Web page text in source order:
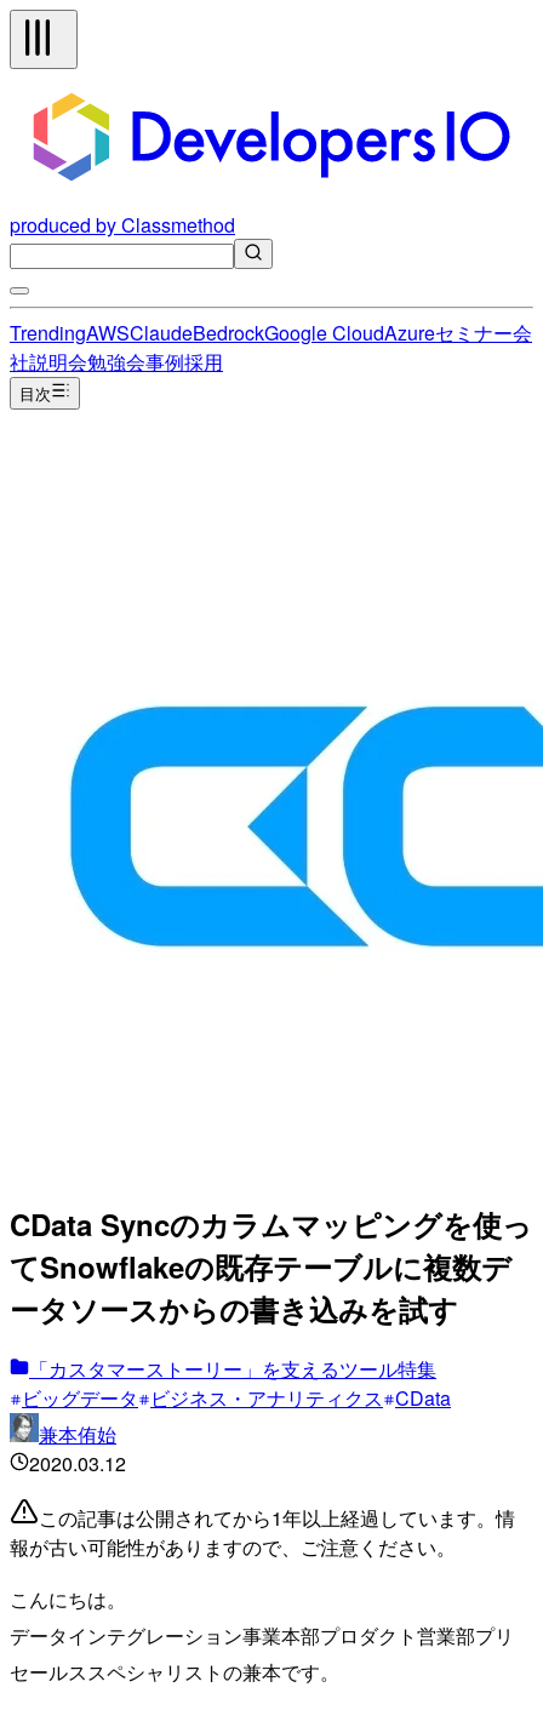
produced by Classmethod
TrendingAWSClaudeBedrockGoogle CloudAzureセミナー会
社説明会勉強会事例採用
目次
CData Syncのカラムマッピングを使っ
てSnowflakeの既存テーブルに複数デ
ータソースからの書き込みを試す
「カスタマーストーリー」を支えるツール特集
ビッグデータ
ビジネス・アナリティクス CData
兼本侑始
2020.03.12
この記事は公開されてから1年以上経過しています。情
報が古い可能性がありますので、ご注意ください。
こんにちは。
データインテグレーション事業本部プロダクト営業部プリ
セールススペシャリストの兼本です。